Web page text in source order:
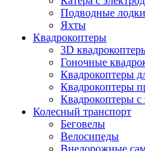
Подводные лодки
Яхты
Квадрокоптеры
3D
Гоночные
Квадрокоптеры
Квадрокоптеры
Квадрокоптеры с
Колесный транспорт
Беговелы
Велосипеды
Внедорожные